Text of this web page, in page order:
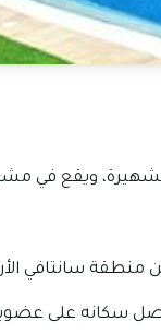
ويقع في
منطقة سانتافي
سكانه على